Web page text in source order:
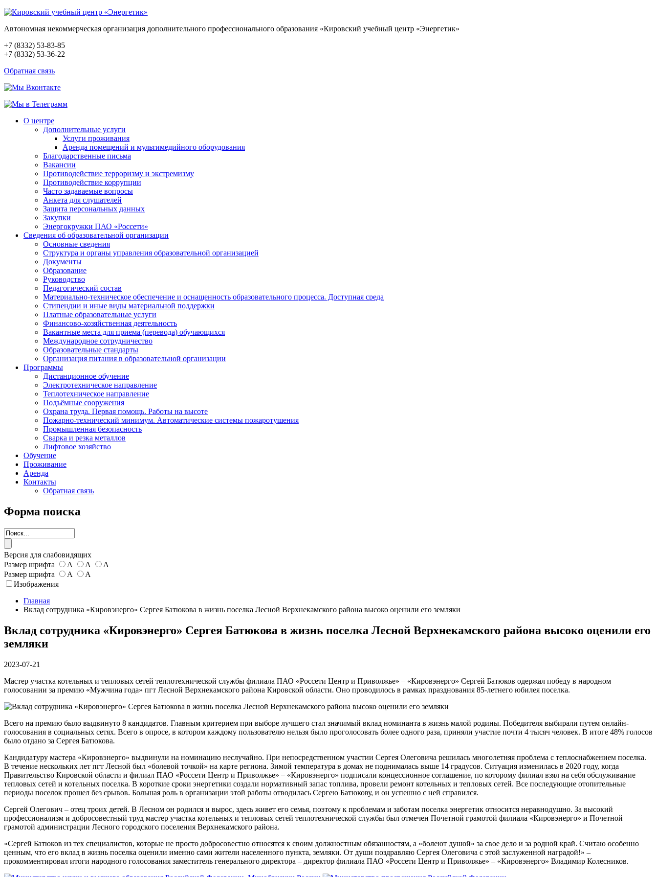
Автономная некоммерческая организация дополнительного профессионального образования «Кировский учебный центр «Энергетик»
+7 (8332) 53-83-85
+7 (8332) 53-36-22
Обратная связь
О центре
Дополнительные услуги
Услуги проживания
Аренда помещений и мультимедийного оборудования
Благодарственные письма
Вакансии
Противодействие терроризму и экстремизму
Противодействие коррупции
Часто задаваемые вопросы
Анкета для слушателей
Защита персональных данных
Закупки
Энергокружки ПАО «Россети»
Сведения об образовательной организации
Основные сведения
Структура и органы управления образовательной организацией
Документы
Образование
Руководство
Педагогический состав
Материально-техническое обеспечение и оснащенность образовательного процесса. Доступная среда
Стипендии и иные виды материальной поддержки
Платные образовательные услуги
Финансово-хозяйственная деятельность
Вакантные места для приема (перевода) обучающихся
Международное сотрудничество
Образовательные стандарты
Организация питания в образовательной организации
Программы
Дистанционное обучение
Электротехническое направление
Теплотехническое направление
Подъёмные сооружения
Охрана труда. Первая помощь. Работы на высоте
Пожарно-технический минимум. Автоматические системы пожаротушения
Промышленная безопасность
Сварка и резка металлов
Лифтовое хозяйство
Обучение
Проживание
Аренда
Контакты
Обратная связь
Форма поиска
Версия для слабовидящих
Размер шрифта
А А
А
Размер шрифта
А
А
Изображения
Главная
Вклад сотрудника «Кировэнерго» Сергея Батюкова в жизнь поселка Лесной Верхнекамского района высоко оценили его земляки
Вклад сотрудника «Кировэнерго» Сергея Батюкова в жизнь поселка Лесной Верхнекамского района высоко оценили его
земляки
2023-07-21
Мастер участка котельных и тепловых сетей теплотехнической службы филиала ПАО «Россети Центр и Приволжье» – «Кировэнерго» Сергей Батюков одержал победу в народном
голосовании за премию «Мужчина года» пгт Лесной Верхнекамского района Кировской области. Оно проводилось в рамках празднования 85-летнего юбилея поселка.
Всего на премию было выдвинуто 8 кандидатов. Главным критерием при выборе лучшего стал значимый вклад номинанта в жизнь малой родины. Победителя выбирали путем онлайн-
голосования в социальных сетях. Всего в опросе, в котором каждому пользователю нельзя было проголосовать более одного раза, приняли участие почти 4 тысяч человек. В итоге 48% голосов
было отдано за Сергея Батюкова.
Кандидатуру мастера «Кировэнерго» выдвинули на номинацию неслучайно. При непосредственном участии Сергея Олеговича решилась многолетняя проблема с теплоснабжением поселка.
В течение нескольких лет пгт Лесной был «болевой точкой» на карте региона. Зимой температура в домах не поднималась выше 14 градусов. Ситуация изменилась в 2020 году, когда
Правительство Кировской области и филиал ПАО «Россети Центр и Приволжье» – «Кировэнерго» подписали концессионное соглашение, по которому филиал взял на себя обслуживание
тепловых сетей и котельных поселка. В короткие сроки энергетики создали нормативный запас топлива, провели ремонт котельных и тепловых сетей. Все последующие отопительные
периоды поселок прошел без срывов. Большая роль в организации этой работы отводилась Сергею Батюкову, и он успешно с ней справился.
Сергей Олегович – отец троих детей. В Лесном он родился и вырос, здесь живет его семья, поэтому к проблемам и заботам поселка энергетик относится неравнодушно. За высокий
профессионализм и добросовестный труд мастер участка котельных и тепловых сетей теплотехнической службы был отмечен Почетной грамотой филиала «Кировэнерго» и Почетной
грамотой администрации Лесного городского поселения Верхнекамского района.
«Сергей Батюков из тех специалистов, которые не просто добросовестно относятся к своим должностным обязанностям, а «болеют душой» за свое дело и за родной край. Считаю особенно
ценным, что его вклад в жизнь поселка оценили именно сами жители населенного пункта, земляки. От души поздравляю Сергея Олеговича с этой заслуженной наградой!» –
прокомментировал итоги народного голосования заместитель генерального директора – директор филиала ПАО «Россети Центр и Приволжье» – «Кировэнерго» Владимир Колесников.